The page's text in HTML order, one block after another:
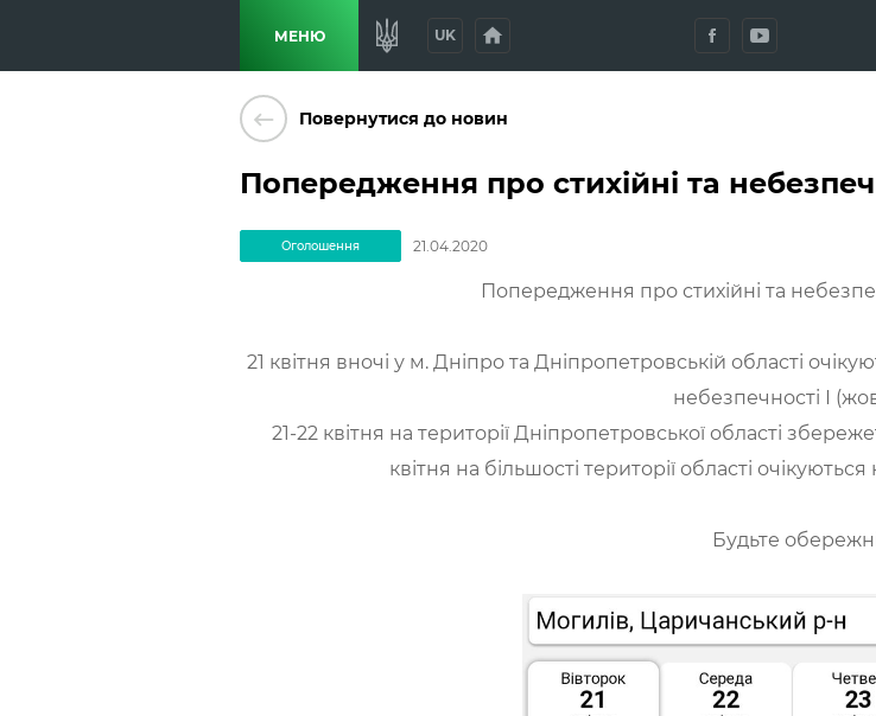
МЕНЮ UK home
keyboard_backspace Повернутися до новин
Попередження про стихійні та
Оголошення 21.04.2020
Попередження про стихійні та
21 квітня вночі у м. Дніпро та Дніпропетровській області
небезпечності І
21-22 квітня на території Дніпропетровської області
квітня на більшості території області
Будьте